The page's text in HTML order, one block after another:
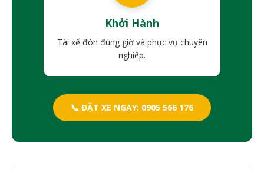
Khởi Hành
Tài xế đón đúng giờ và phục vụ chuyên
nghiệp.
📞 ĐẶT XE NGAY: 0905 566 176